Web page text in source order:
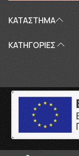
ΚΑΤΑΣΤΗΜΑ
ΚΑΤΗΓΟΡΙΕΣ